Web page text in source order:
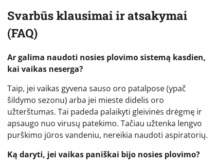
Svarbūs klausimai ir atsakymai
(FAQ)
Ar galima naudoti nosies plovimo sistemą kasdien,
kai vaikas neserga?
Taip, jei vaikas gyvena sauso oro patalpose (ypač
šildymo sezonu) arba jei mieste didelis oro
užterštumas. Tai padeda palaikyti gleivinės drėgmę ir
apsaugo nuo virusų patekimo. Tačiau užtenka lengvo
purškimo jūros vandeniu, nereikia naudoti aspiratorių.
Ką daryti, jei vaikas paniškai bijo nosies plovimo?